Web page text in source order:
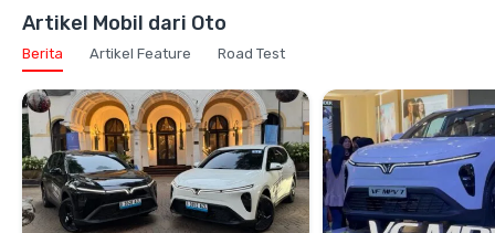
Artikel Mobil dari Oto
Berita Artikel Feature Road Test